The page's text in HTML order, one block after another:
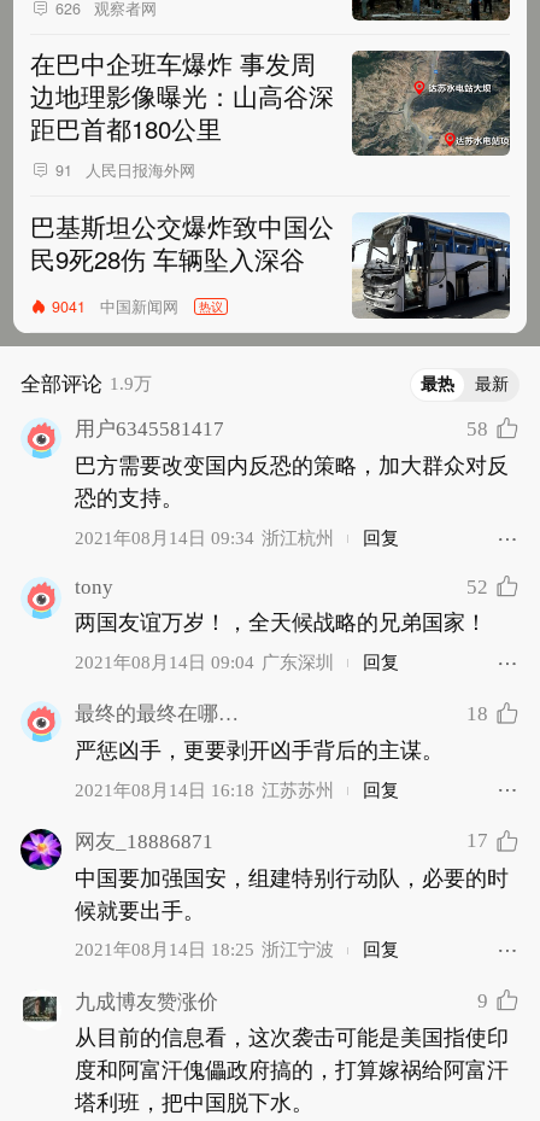
626 观察者网
在巴中企班车爆炸 事发周
边地理影像曝光：山高谷深
距巴首都180公里
91 人民日报海外网
巴基斯坦公交爆炸致中国公
民9死28伤 车辆坠入深谷
9041 中国新闻网 热议
全部评论 1.9万 最热 最新
用户6345581417 58
巴方需要改变国内反恐的策略，加大群众对反
恐的支持。
2021年08月14日 09:34 浙江杭州 回复
tony 52
两国友谊万岁！，全天候战略的兄弟国家！
2021年08月14日 09:04 广东深圳 回复
最终的最终在哪里_652 18
严惩凶手，更要剥开凶手背后的主谋。
2021年08月14日 16:18 江苏苏州 回复
网友_18886871 17
中国要加强国安，组建特别行动队，必要的时
候就要出手。
2021年08月14日 18:25 浙江宁波 回复
九成博友赞涨价 9
从目前的信息看，这次袭击可能是美国指使印
度和阿富汗傀儡政府搞的，打算嫁祸给阿富汗
塔利班，把中国脱下水。